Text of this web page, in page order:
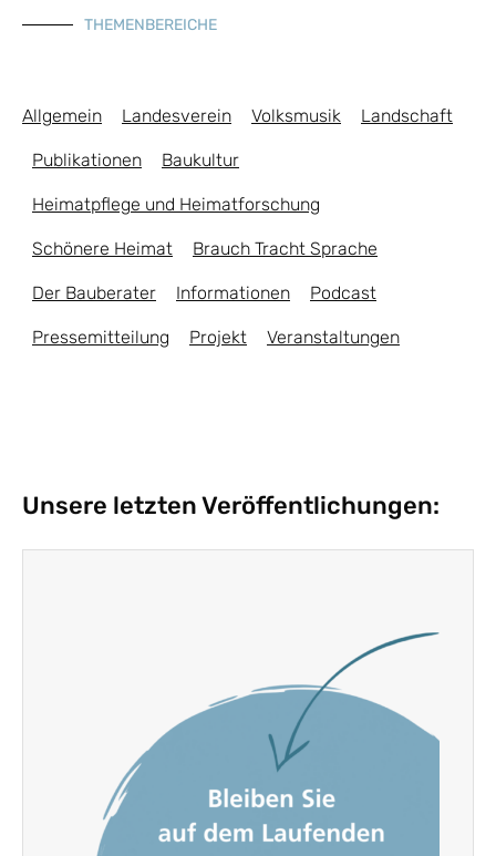
THEMENBEREICHE
Allgemein Landesverein Volksmusik Landschaft
Publikationen Baukultur
Heimatpflege und Heimatforschung
Schönere Heimat Brauch Tracht Sprache
Der Bauberater Informationen Podcast
Pressemitteilung Projekt Veranstaltungen
Unsere letzten Veröffentlichungen: